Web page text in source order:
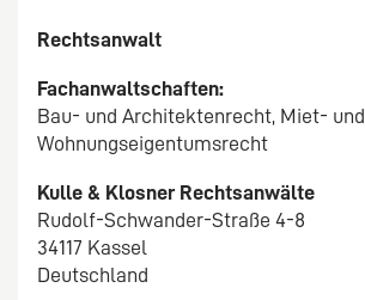
Rechtsanwalt
Fachanwaltschaften:
Bau- und Architektenrecht, Miet- und
Wohnungseigentumsrecht
Kulle & Klosner Rechtsanwälte
Rudolf-Schwander-Straße 4-8
34117 Kassel
Deutschland